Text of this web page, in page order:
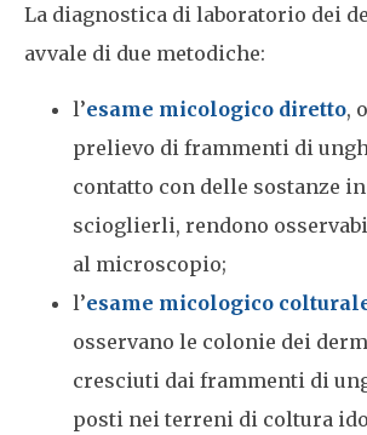
La diagnostica di laboratorio dei
avvale di due metodiche:
l’esame micologico diretto,
prelievo di frammenti di
contatto con delle sostanze
scioglierli, rendono
al microscopio;
l’esame micologico
osservano le colonie dei
cresciuti dai frammenti di
posti nei terreni di coltura